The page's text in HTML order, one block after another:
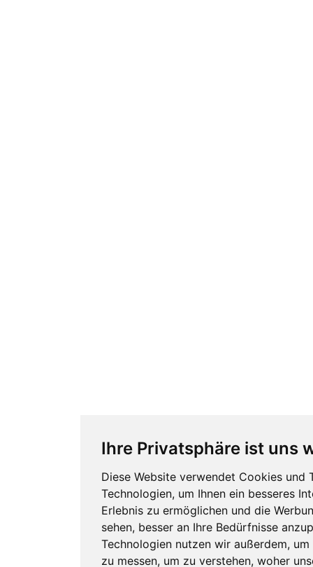
Ihre Privatsphäre ist uns
Diese Website verwendet Cookies und
Technologien, um Ihnen ein besseres
Erlebnis zu ermöglichen und die
sehen, besser an Ihre Bedürfnisse
Technologien nutzen wir außerdem, um
zu messen, um zu verstehen, woher